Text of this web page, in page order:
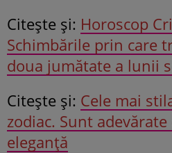
Citeşte şi: Horoscop
Schimbările prin care
doua jumătate a lunii
Citeşte şi: Cele mai
zodiac. Sunt
eleganță